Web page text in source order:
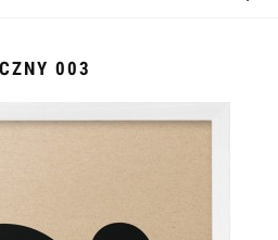
003